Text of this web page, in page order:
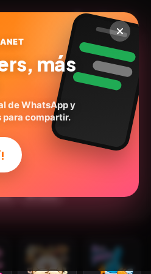
Pals 2
- LN
Expresiones
💬Frases
más
de WhatsApp y
para compartir.